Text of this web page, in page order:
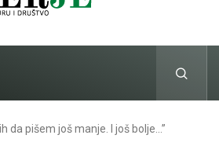
da pišem još manje. I još bolje…”